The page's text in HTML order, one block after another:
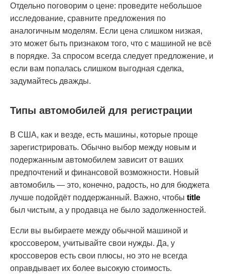
Отдельно поговорим о цене: проведите небольшое
исследование, сравните предложения по
аналогичным моделям. Если цена слишком низкая,
это может быть признаком того, что с машиной не всё
в порядке. За спросом всегда следует предложение, и
если вам попалась слишком выгодная сделка,
задумайтесь дважды.
Типы автомобилей для регистрации
В США, как и везде, есть машины, которые проще
зарегистрировать. Обычно выбор между новым и
подержанным автомобилем зависит от ваших
предпочтений и финансовой возможности. Новый
автомобиль — это, конечно, радость, но для бюджета
лучше подойдёт поддержанный. Важно, чтобы title
был чистым, а у продавца не было задолженностей.
Если вы выбираете между обычной машиной и
кроссовером, учитывайте свои нужды. Да, у
кроссоверов есть свои плюсы, но это не всегда
оправдывает их более высокую стоимость.